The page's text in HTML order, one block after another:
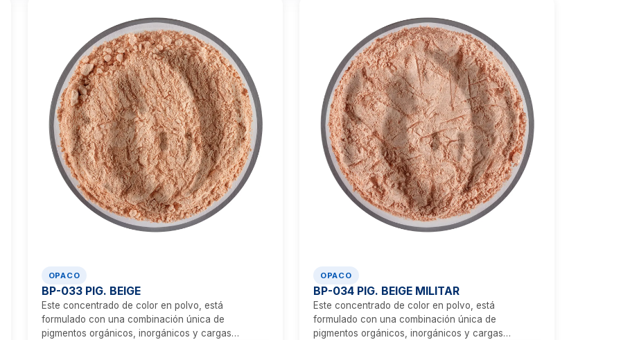
OPACO
BP-033 PIG. BEIGE
Este concentrado de color en polvo, está
formulado con una combinación única de
pigmentos orgánicos, inorgánicos y cargas
OPACO
BP-034 PIG. BEIGE MILITAR
Este concentrado de color en polvo, está
formulado con una combinación única de
pigmentos orgánicos, inorgánicos y cargas